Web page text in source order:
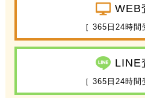
WEB
［ 365日24時間
LINE
［ 365日24時間